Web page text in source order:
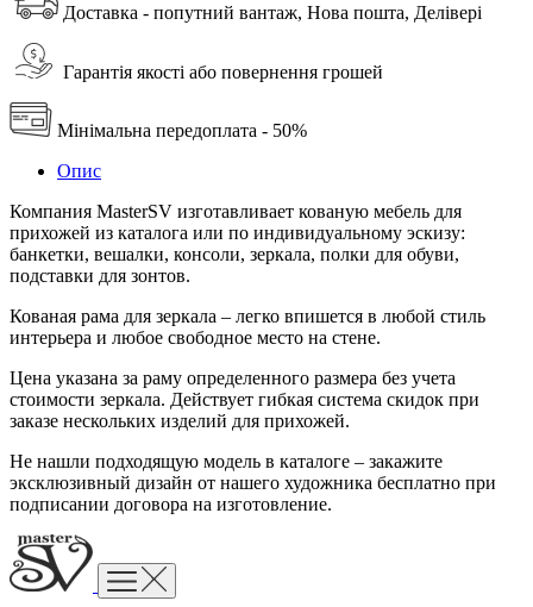
Доставка - попутний вантаж, Нова пошта, Делівері
Гарантія якості або повернення грошей
Мінімальна передоплата - 50%
Опис
Компания MasterSV изготавливает кованую мебель для
прихожей из каталога или по индивидуальному эскизу:
банкетки, вешалки, консоли, зеркала, полки для обуви,
подставки для зонтов.
Кованая рама для зеркала – легко впишется в любой стиль
интерьера и любое свободное место на стене.
Цена указана за раму определенного размера без учета
стоимости зеркала. Действует гибкая система скидок при
заказе нескольких изделий для прихожей.
Не нашли подходящую модель в каталоге – закажите
эксклюзивный дизайн от нашего художника бесплатно при
подписании договора на изготовление.